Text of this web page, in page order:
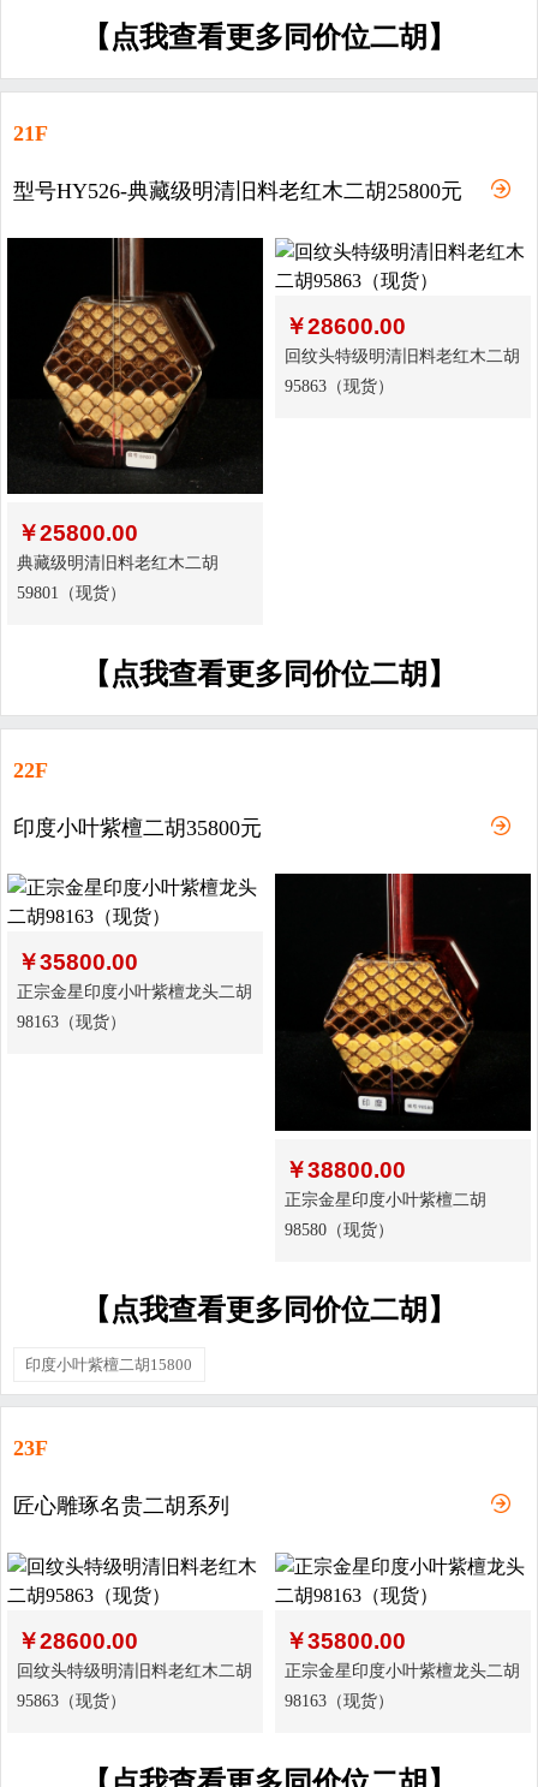
【点我查看更多同价位二胡】
21F
型号HY526-典藏级明清旧料老红木二胡25800元
￥25800.00
典藏级明清旧料老红木二胡
59801（现货）
￥28600.00
回纹头特级明清旧料老红木二胡
95863（现货）
【点我查看更多同价位二胡】
22F
印度小叶紫檀二胡35800元
￥35800.00
正宗金星印度小叶紫檀龙头二胡
98163（现货）
￥38800.00
正宗金星印度小叶紫檀二胡
98580（现货）
【点我查看更多同价位二胡】
印度小叶紫檀二胡15800
23F
匠心雕琢名贵二胡系列
￥28600.00
回纹头特级明清旧料老红木二胡
95863（现货）
￥35800.00
正宗金星印度小叶紫檀龙头二胡
98163（现货）